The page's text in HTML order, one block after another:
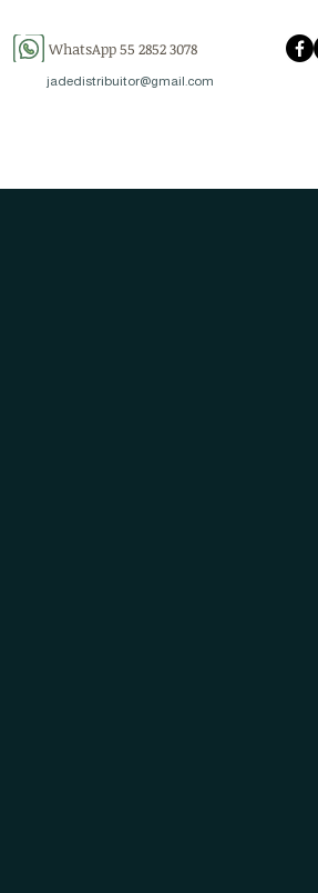
WhatsApp 55 2852 3078
jadedistribuitor@gmail.com